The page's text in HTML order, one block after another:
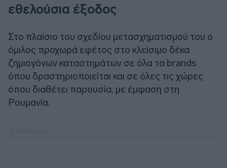
εθελούσια έξοδος
Στο πλαίσιο του σχεδίου μετασχηματισμού του ο
όμιλος προχωρά εφέτος στο κλείσιμο δέκα
ζημιογόνων καταστημάτων σε όλα τα brands
όπου δραστηριοποιείται και σε όλες τις χώρες
όπου διαθέτει παρουσία, με έμφαση στη
Ρουμανία.